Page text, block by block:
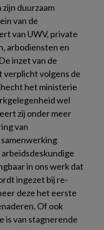
duurzaam
van de
van UWV, private
arbodiensten en
inzet van de
verplicht volgens de
het ministerie
wel
zij onder meer
van
in ons werk dat
ingezet bij re-
deze het eerste
Of ook
is van stagnerende